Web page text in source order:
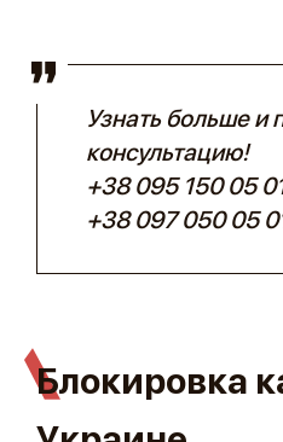
Узнать больше и
консультацию!
+38 095 150 05
+38 097 050 05
Блокировка